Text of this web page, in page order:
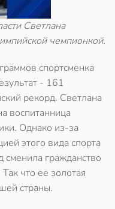
Светлана
чемпионкой.
спортсменка
- 161
рекорд. Светлана
воспитанница
Однако из-за
этого вида спорта
сменила гражданство
что ее золотая
страны.